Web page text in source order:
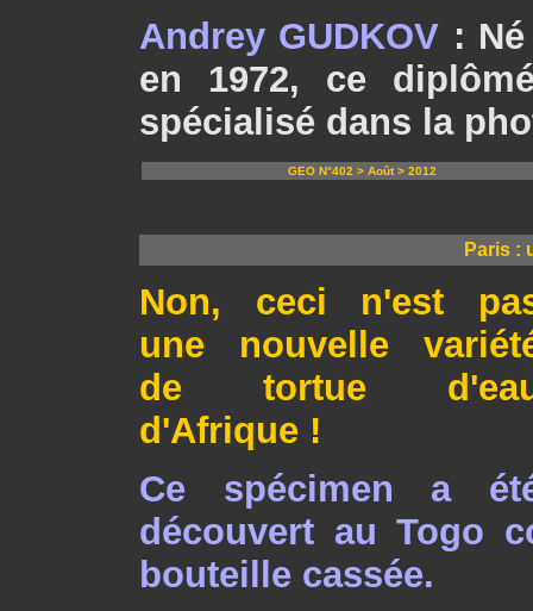
Andrey GUDKOV :
en 1972, ce
spécialisé dans la
GEO N°402 > Août > 2012
Paris :
Non, ceci n'est
une nouvelle
de tortue
d'Afrique !
Ce spécimen a
découvert au Togo
bouteille cassée.